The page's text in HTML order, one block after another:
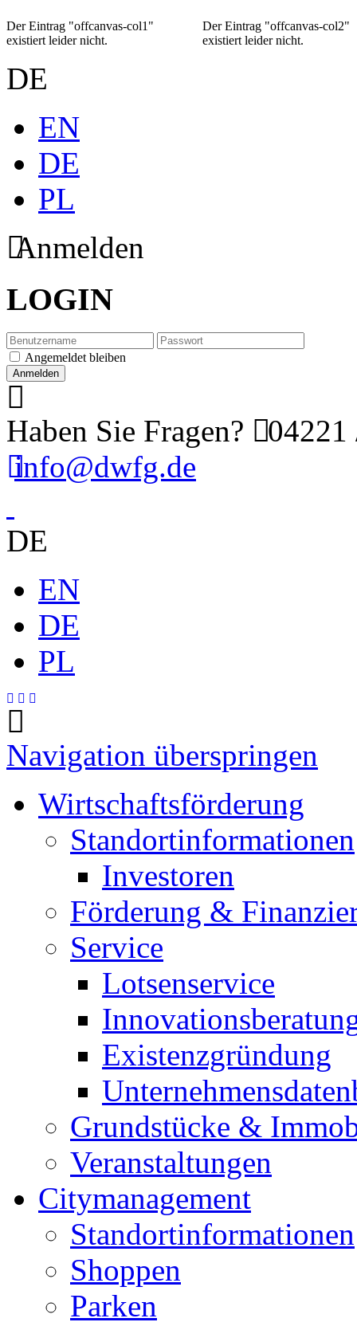
Der Eintrag "offcanvas-col1"
existiert leider nicht.
Der Eintrag "offcanvas-col2"
existiert leider nicht.
DE
EN
DE
PL
Anmelden
LOGIN
Angemeldet bleiben
Haben Sie Fragen? 04221
info@dwfg.de
DE
EN
DE
PL
Navigation überspringen
Wirtschaftsförderung
Standortinformationen
Investoren
Förderung &
Service
Lotsenservice
Existenzgründung
Grundstücke &
Veranstaltungen
Citymanagement
Standortinformationen
Shoppen
Parken